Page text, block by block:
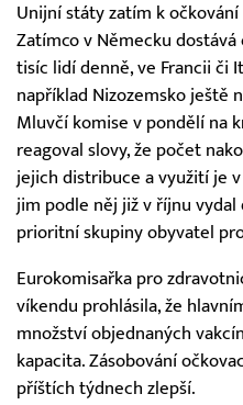
Unijní státy zatím k
Zatímco v Německu
tisíc lidí denně, ve Francii či
například Nizozemsko ještě
Mluvčí komise v pondělí na
reagoval slovy, že počet
jejich distribuce a využití je
jim podle něj již v říjnu
prioritní skupiny obyvatel
Eurokomisařka pro
víkendu prohlásila, že
množství objednaných
kapacita. Zásobování
příštích týdnech zlepší.